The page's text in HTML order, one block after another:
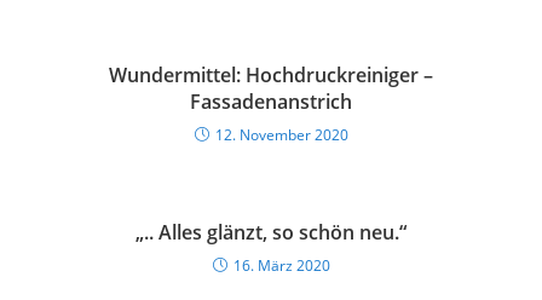
Wundermittel: Hochdruckreiniger –
Fassadenanstrich
12. November 2020
„.. Alles glänzt, so schön neu.“
16. März 2020